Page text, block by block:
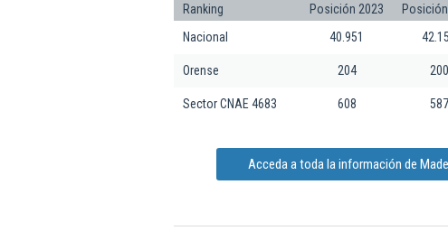
Ranking Posición 2023
Nacional
40.951
Orense 204 200
Sector CNAE 4683 608 587
Acceda a toda la información de